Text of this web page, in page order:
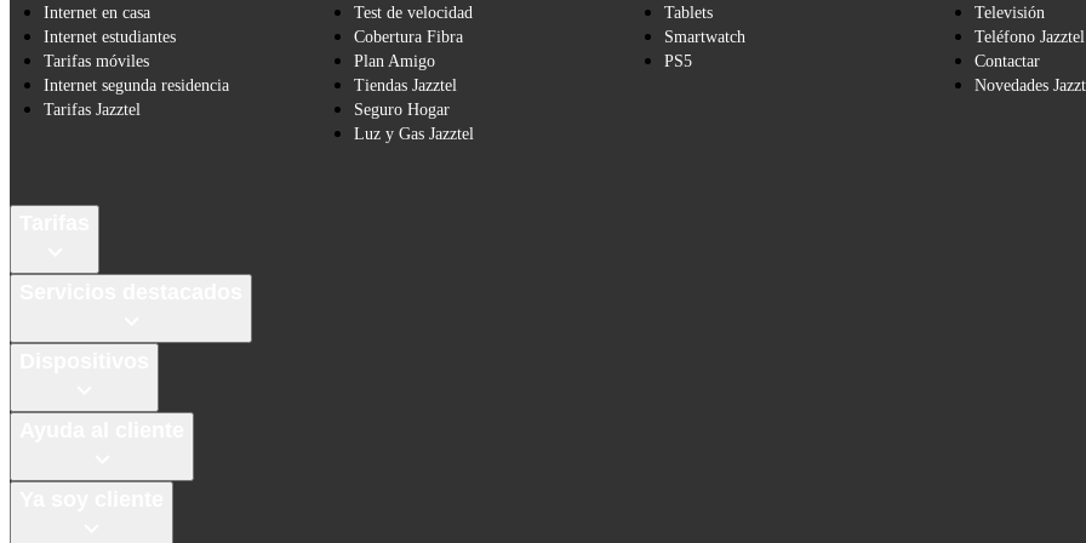
Internet en casa
Internet estudiantes
Tarifas móviles
Internet segunda residencia
Tarifas Jazztel
Test de velocidad
Cobertura Fibra
Plan Amigo
Tiendas Jazztel
Seguro Hogar
Luz y Gas Jazztel
Tablets
Smartwatch
PS5
Televisión
Teléfono Jazztel
Contactar
Novedades